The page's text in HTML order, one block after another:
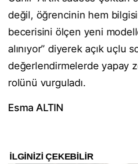
değil, öğrencinin hem
becerisini ölçen yeni
alınıyor” diyerek açık uçlu
değerlendirmelerde yapay
rolünü vurguladı.
Esma ALTIN